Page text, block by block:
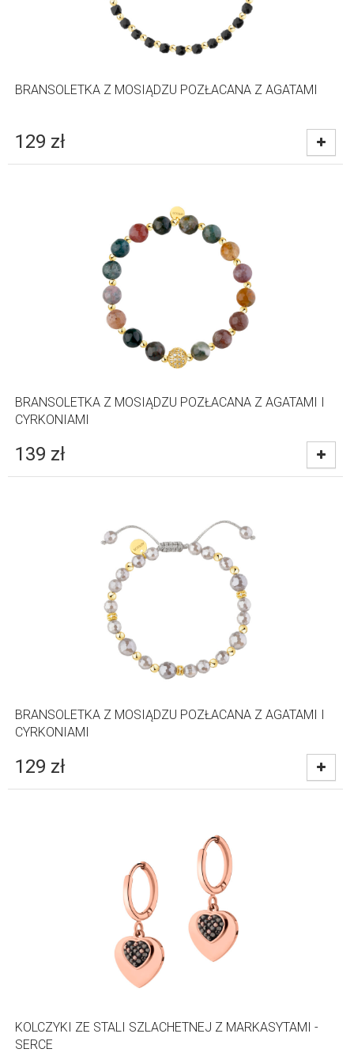
BRANSOLETKA Z MOSIĄDZU POZŁACANA Z AGATAMI
129 zł
BRANSOLETKA Z MOSIĄDZU POZŁACANA Z AGATAMI I
CYRKONIAMI
139 zł
BRANSOLETKA Z MOSIĄDZU POZŁACANA Z AGATAMI I
CYRKONIAMI
129 zł
KOLCZYKI ZE STALI SZLACHETNEJ Z MARKASYTAMI -
SERCE